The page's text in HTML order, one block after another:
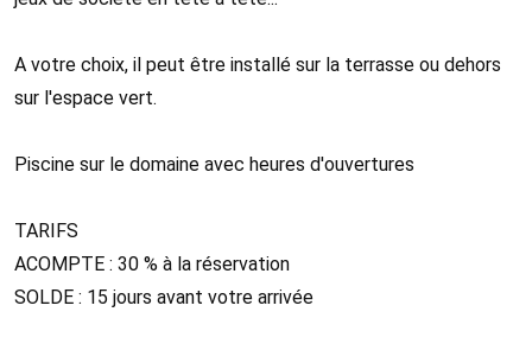
A votre choix, il peut être installé sur la terrasse ou dehors
sur l'espace vert.
Piscine sur le domaine avec heures d'ouvertures
TARIFS
ACOMPTE : 30 % à la réservation
SOLDE : 15 jours avant votre arrivée